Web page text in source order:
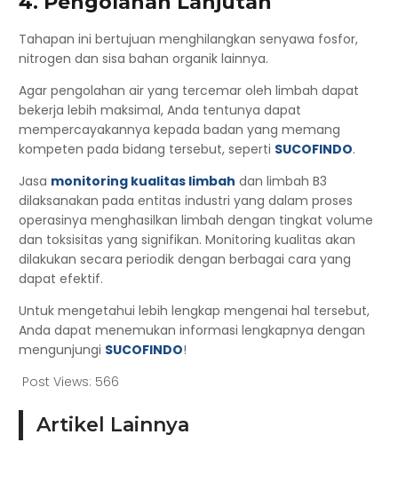
Tahapan ini bertujuan menghilangkan senyawa fosfor,
nitrogen dan sisa bahan organik lainnya.
Agar pengolahan air yang tercemar oleh limbah dapat
bekerja lebih maksimal, Anda tentunya dapat
mempercayakannya kepada badan yang memang
kompeten pada bidang tersebut, seperti SUCOFINDO.
Jasa monitoring kualitas limbah dan limbah B3
dilaksanakan pada entitas industri yang dalam proses
operasinya menghasilkan limbah dengan tingkat volume
dan toksisitas yang signifikan. Monitoring kualitas akan
dilakukan secara periodik dengan berbagai cara yang
dapat efektif.
Untuk mengetahui lebih lengkap mengenai hal tersebut,
Anda dapat menemukan informasi lengkapnya dengan
mengunjungi SUCOFINDO!
Post Views: 566
Artikel Lainnya